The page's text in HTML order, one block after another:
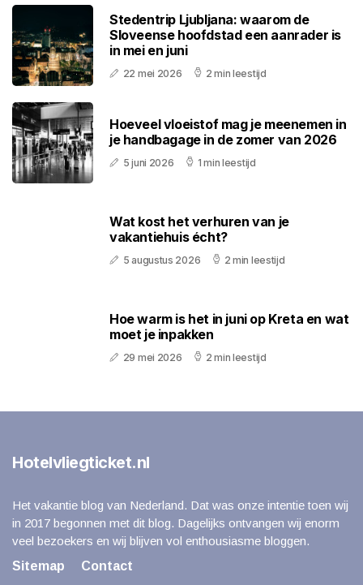
Stedentrip Ljubljana: waarom de
Sloveense hoofdstad een aanrader is
in mei en juni
22 mei 2026 2 min leestijd
Hoeveel vloeistof mag je meenemen in
je handbagage in de zomer van 2026
5 juni 2026 1 min leestijd
Wat kost het verhuren van je
vakantiehuis écht?
5 augustus 2026 2 min leestijd
Hoe warm is het in juni op Kreta en wat
moet je inpakken
29 mei 2026 2 min leestijd
Hotelvliegticket.nl
Het vakantie blog van Nederland. Dat was onze intentie toen wij
in 2017 begonnen met dit blog. Dagelijks ontvangen wij enorm
veel bezoekers en wij blijven vol enthousiasme bloggen.
Sitemap
Contact